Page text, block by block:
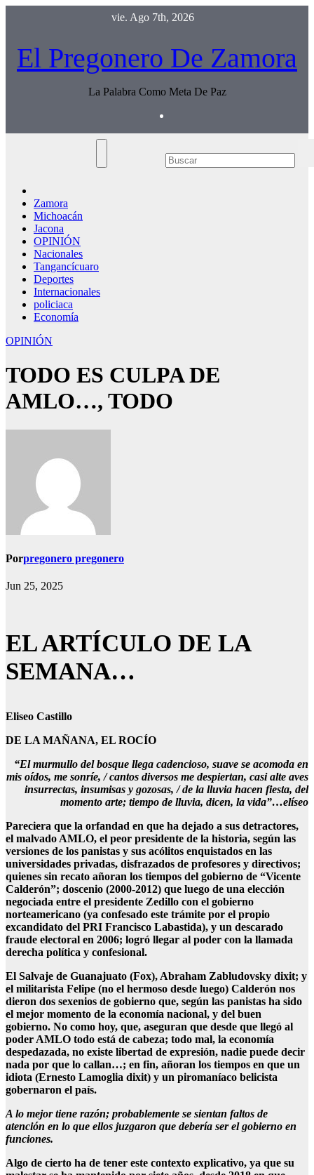
vie. Ago 7th, 2026
El Pregonero De Zamora
La Palabra Como Meta De Paz
Zamora
Michoacán
Jacona
OPINIÓN
Nacionales
Tangancícuaro
Deportes
Internacionales
policiaca
Economía
OPINIÓN
TODO ES CULPA DE
AMLO…, TODO
Porpregonero pregonero
Jun 25, 2025
EL ARTÍCULO DE LA
SEMANA…
Eliseo Castillo
DE LA MAÑANA, EL ROCÍO
“El murmullo del bosque llega cadencioso, suave se acomoda en
mis oídos, me sonríe, / cantos diversos me despiertan, casi alte aves
insurrectas, insumisas y gozosas, / de la lluvia hacen fiesta, del
momento arte; tiempo de lluvia, dicen, la vida”…elíseo
Pareciera que la orfandad en que ha dejado a sus detractores,
el malvado AMLO, el peor presidente de la historia, según las
versiones de los panistas y sus acólitos enquistados en las
universidades privadas, disfrazados de profesores y directivos;
quienes sin recato añoran los tiempos del gobierno de “Vicente
Calderón”; doscenio (2000-2012) que luego de una elección
negociada entre el presidente Zedillo con el gobierno
norteamericano (ya confesado este trámite por el propio
excandidato del PRI Francisco Labastida), y un descarado
fraude electoral en 2006; logró llegar al poder con la llamada
derecha política y confesional.
El Salvaje de Guanajuato (Fox), Abraham Zabludovsky dixit; y
el militarista Felipe (no el hermoso desde luego) Calderón nos
dieron dos sexenios de gobierno que, según las panistas ha sido
el mejor momento de la economía nacional, y del buen
gobierno. No como hoy, que, aseguran que desde que llegó al
poder AMLO todo está de cabeza; todo mal, la economía
despedazada, no existe libertad de expresión, nadie puede decir
nada por que lo callan…; en fin, añoran los tiempos en que un
idiota (Ernesto Lamoglia dixit) y un piromaníaco belicista
gobernaron el país.
A lo mejor tiene razón; probablemente se sientan faltos de
atención en lo que ellos juzgaron que debería ser el gobierno en
funciones.
Algo de cierto ha de tener este contexto explicativo, ya que su